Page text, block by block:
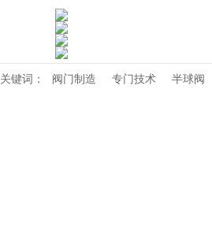
关键词： 阀门制造 专门技术 半球阀